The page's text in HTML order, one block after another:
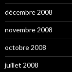
décembre 2008
novembre 2008
octobre 2008
juillet 2008